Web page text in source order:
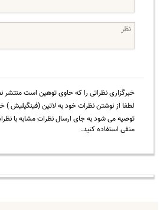
خبرگزاری نظراتی را که حاوی توهین است منتشر
لطفا از نوشتن نظرات خود به لاتین (فینگیلیش )
توصیه می شود به جای ارسال نظرات مشابه با
منفی استفاده کنید.